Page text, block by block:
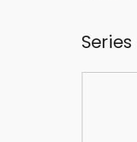
Series